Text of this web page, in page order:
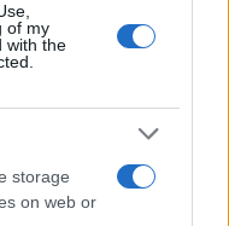
of my
with the
storage
on web or